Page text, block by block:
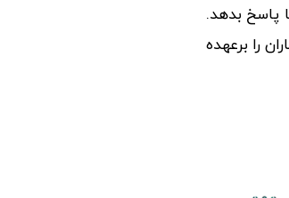
پاسخ بدهد.
را برعهده